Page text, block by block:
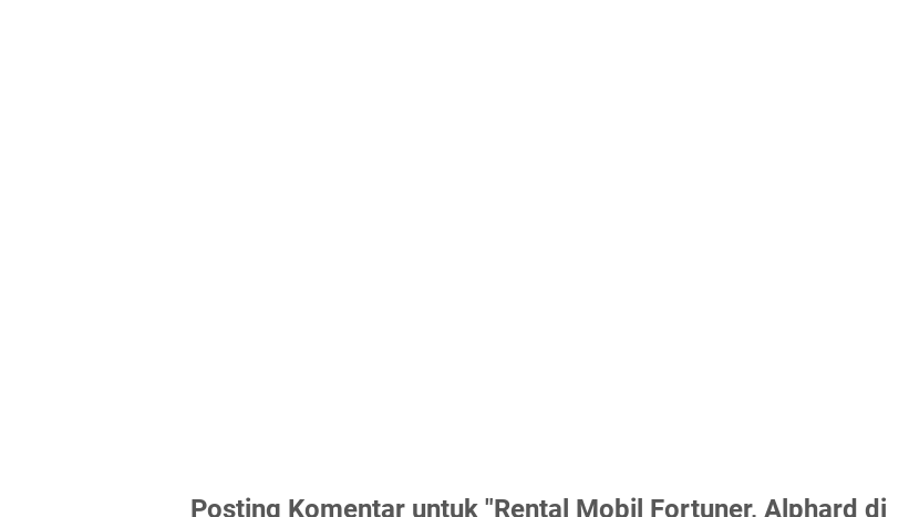
Posting Komentar untuk "Rental Mobil Fortuner, Alphard di